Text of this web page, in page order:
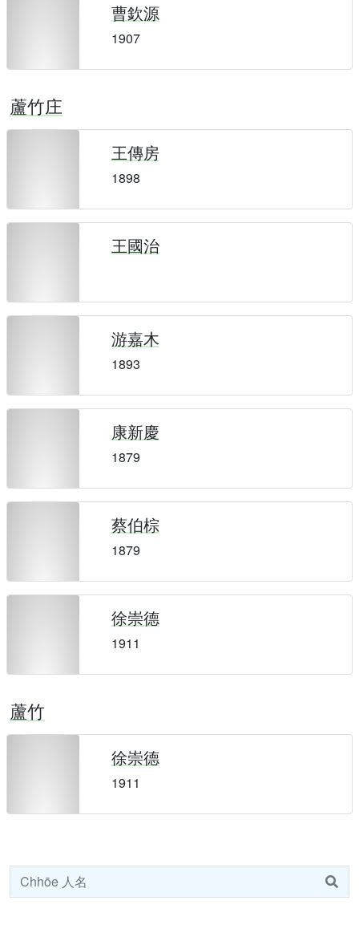
曹欽源
1907
蘆竹庄
王傳房
1898
王國治
游嘉木
1893
康新慶
1879
蔡伯棕
1879
徐崇德
1911
蘆竹
徐崇德
1911